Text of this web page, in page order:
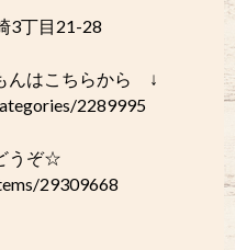
目21-28
んはこちらから ↓
2289995
うぞ☆
29309668